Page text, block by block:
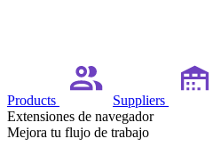
Products Suppliers
Extensiones de navegador
Mejora tu flujo de trabajo